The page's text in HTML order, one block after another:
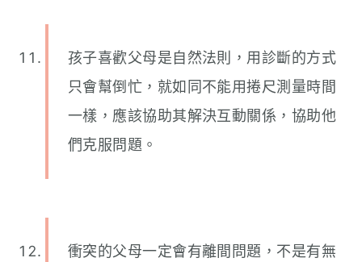
孩子喜歡父母是自然法則，用診斷的方式
只會幫倒忙，就如同不能用捲尺測量時間
一樣，應該協助其解決互動關係，協助他
們克服問題。
衝突的父母一定會有離間問題，不是有無